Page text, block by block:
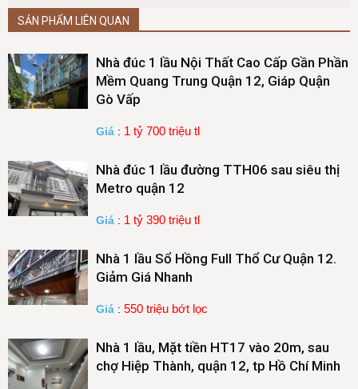
SẢN PHẨM LIÊN QUAN
Nhà đúc 1 lầu Nội Thất Cao Cấp Gần Phần
Mềm Quang Trung Quận 12, Giáp Quận
Gò Vấp
Giá : 1 tỷ 700 triệu tl
Nhà đúc 1 lầu đường TTH06 sau siêu thị
Metro quận 12
Giá : 1 tỷ 390 triệu tl
Nhà 1 lầu Sổ Hồng Full Thổ Cư Quận 12.
Giảm Giá Nhanh
Giá : 550 triệu bớt lọc
Nhà 1 lầu, Mặt tiền HT17 vào 20m, sau
chợ Hiệp Thành, quận 12, tp Hồ Chí Minh